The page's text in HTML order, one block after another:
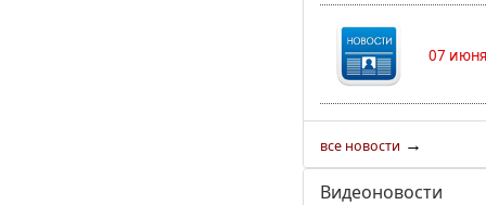
07
все новости →
Видеоновости